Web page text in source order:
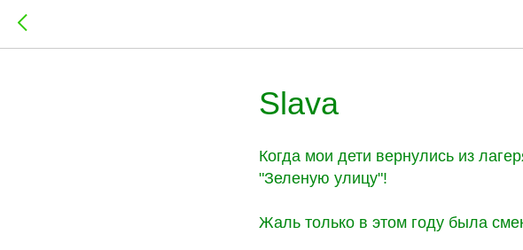
Slava
Когда мои дети вернулись из
"Зеленую улицу"!
Жаль только в этом году была